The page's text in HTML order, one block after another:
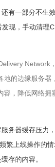
有一部分不生
现，手动清理
Network
的边缘服务器
，降低网络拥
务器缓存压力
繁上线操作的
存的内容。